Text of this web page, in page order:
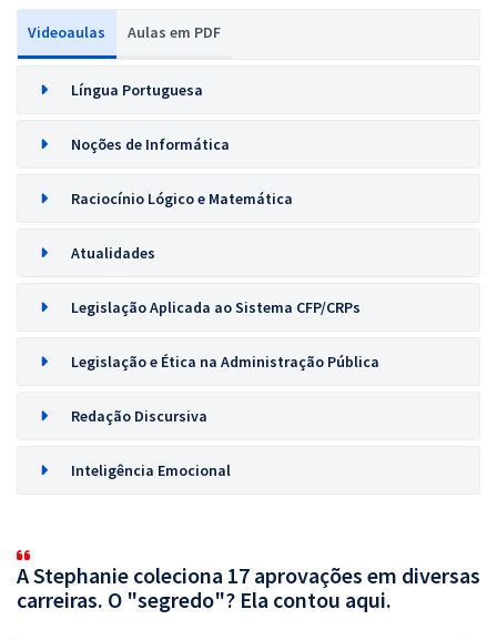
Videoaulas Aulas em PDF
Língua Portuguesa
Noções de Informática
Raciocínio Lógico e Matemática
Atualidades
Legislação Aplicada ao Sistema CFP/CRPs
Legislação e Ética na Administração Pública
Redação Discursiva
Inteligência Emocional
A Stephanie coleciona 17 aprovações em diversas
carreiras. O "segredo"? Ela contou aqui.